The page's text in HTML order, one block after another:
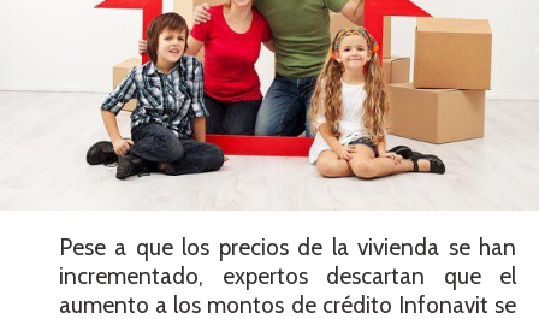
Pese a que los precios de la vivienda se han
incrementado, expertos descartan que el
aumento a los montos de crédito Infonavit se